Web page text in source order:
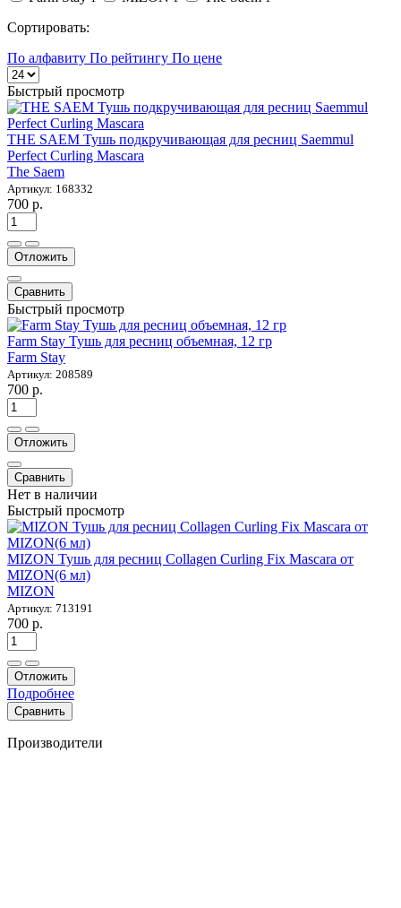
Сортировать:
По алфавиту По рейтингу По цене
Быстрый просмотр
THE SAEM Тушь подкручивающая для ресниц Saemmul
Perfect Curling Mascara
The Saem
Артикул: 168332
700 р.
Отложить
Сравнить
Быстрый просмотр
Farm Stay Тушь для ресниц объемная, 12 гр
Farm Stay
Артикул: 208589
700 р.
Отложить
Сравнить
Нет в наличии
Быстрый просмотр
MIZON Тушь для ресниц Collagen Curling Fix Mascara от
MIZON(6 мл)
MIZON
Артикул: 713191
700 р.
Отложить
Подробнее
Сравнить
Производители